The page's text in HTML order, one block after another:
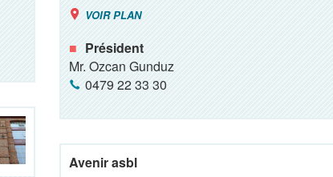
VOIR PLAN
Président
Mr. Ozcan Gunduz
0479 22 33 30
Avenir asbl